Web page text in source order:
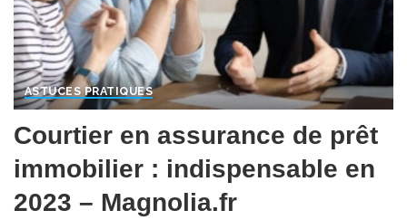
ASTUCES PRATIQUES
Courtier en assurance de prêt
immobilier : indispensable en
2023 – Magnolia.fr